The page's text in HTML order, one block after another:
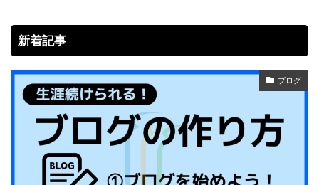
新着記事
ブログ